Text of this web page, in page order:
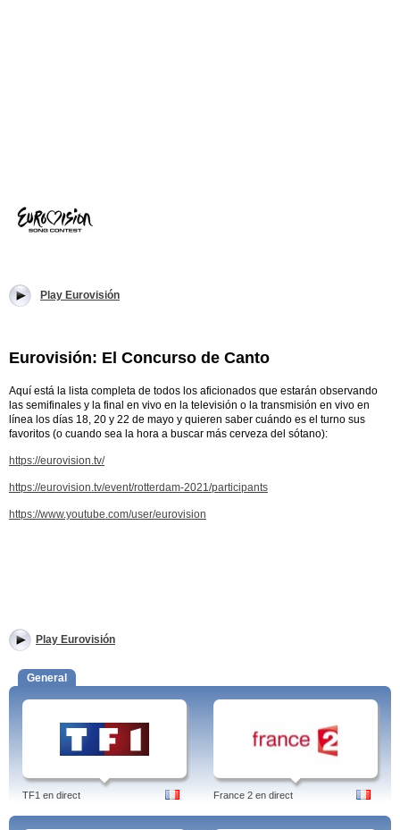
Play Eurovisión
Eurovisión: El Concurso de Canto
Aquí está la lista completa de todos los aficionados que estarán observando
las semifinales y la final en vivo en la televisión o la transmisión en vivo en
línea los días 18, 20 y 22 de mayo y quieren saber cuándo es el turno sus
favoritos (o cuando sea la hora a buscar más cerveza del sótano):
https://eurovision.tv/
https://eurovision.tv/event/rotterdam-2021/participants
https://www.youtube.com/user/eurovision
Play Eurovisión
General
TF1 en direct France 2 en direct